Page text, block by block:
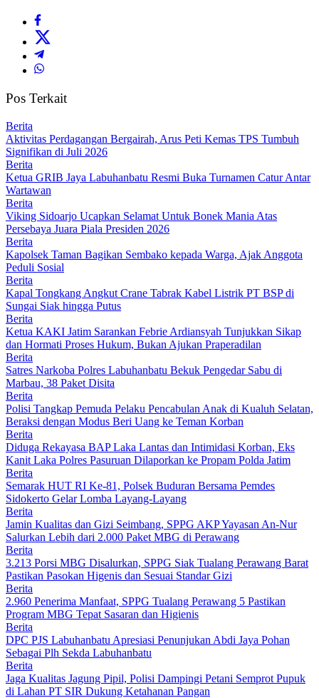
Pos Terkait
Berita
Aktivitas Perdagangan Bergairah, Arus Peti Kemas TPS Tumbuh
Signifikan di Juli 2026
Berita
Ketua GRIB Jaya Labuhanbatu Resmi Buka Turnamen Catur Antar
Wartawan
Berita
Viking Sidoarjo Ucapkan Selamat Untuk Bonek Mania Atas
Persebaya Juara Piala Presiden 2026
Berita
Kapolsek Taman Bagikan Sembako kepada Warga, Ajak Anggota
Peduli Sosial
Berita
Kapal Tongkang Angkut Crane Tabrak Kabel Listrik PT BSP di
Sungai Siak hingga Putus
Berita
Ketua KAKI Jatim Sarankan Febrie Ardiansyah Tunjukkan Sikap
dan Hormati Proses Hukum, Bukan Ajukan Praperadilan
Berita
Satres Narkoba Polres Labuhanbatu Bekuk Pengedar Sabu di
Marbau, 38 Paket Disita
Berita
Polisi Tangkap Pemuda Pelaku Pencabulan Anak di Kualuh Selatan,
Beraksi dengan Modus Beri Uang ke Teman Korban
Berita
Diduga Rekayasa BAP Laka Lantas dan Intimidasi Korban, Eks
Kanit Laka Polres Pasuruan Dilaporkan ke Propam Polda Jatim
Berita
Semarak HUT RI Ke-81, Polsek Buduran Bersama Pemdes
Sidokerto Gelar Lomba Layang-Layang
Berita
Jamin Kualitas dan Gizi Seimbang, SPPG AKP Yayasan An-Nur
Salurkan Lebih dari 2.000 Paket MBG di Perawang
Berita
3.213 Porsi MBG Disalurkan, SPPG Siak Tualang Perawang Barat
Pastikan Pasokan Higenis dan Sesuai Standar Gizi
Berita
2.960 Penerima Manfaat, SPPG Tualang Perawang 5 Pastikan
Program MBG Tepat Sasaran dan Higienis
Berita
DPC PJS Labuhanbatu Apresiasi Penunjukan Abdi Jaya Pohan
Sebagai Plh Sekda Labuhanbatu
Berita
Jaga Kualitas Jagung Pipil, Polisi Dampingi Petani Semprot Pupuk
di Lahan PT SIR Dukung Ketahanan Pangan